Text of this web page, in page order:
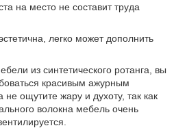
на место не составит труда
легко может дополнить
из синтетического ротанга, вы
красивым ажурным
не ощутите жару и духоту, так как
волокна мебель очень